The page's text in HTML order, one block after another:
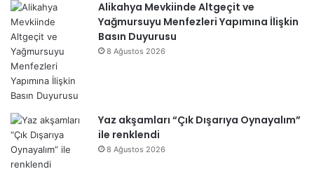
Alikahya Mevkiinde Altgeçit ve
Yağmursuyu Menfezleri Yapımına İlişkin
Basın Duyurusu
8 Ağustos 2026
Yaz akşamları “Çık Dışarıya Oynayalım”
ile renklendi
8 Ağustos 2026